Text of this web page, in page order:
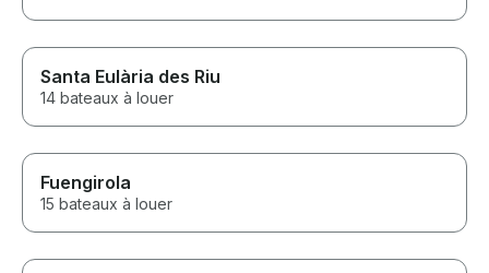
Santa Eulària des Riu
14 bateaux à louer
Fuengirola
15 bateaux à louer